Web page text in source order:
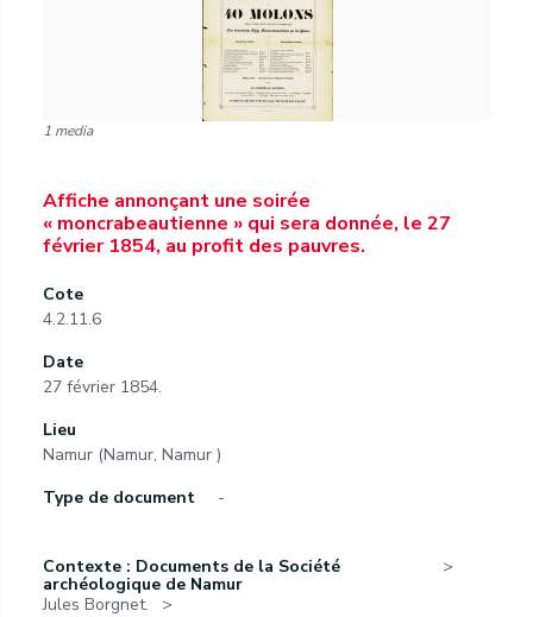
1 media
Affiche annonçant une soirée
« moncrabeautienne » qui sera donnée, le 27
février 1854, au profit des pauvres.
Cote
4.2.11.6
Date
27 février 1854.
Lieu
Namur (Namur, Namur )
Type de document
-
Contexte : Documents de la Société
archéologique de Namur
Jules Borgnet.